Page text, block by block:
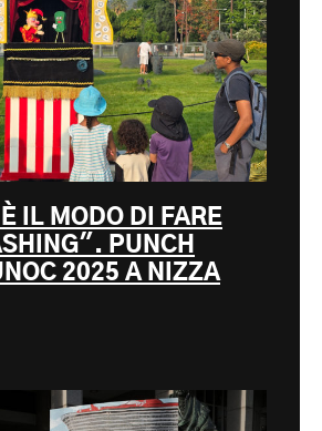
IL MODO DI FARE
PUNCH
2025 A NIZZA